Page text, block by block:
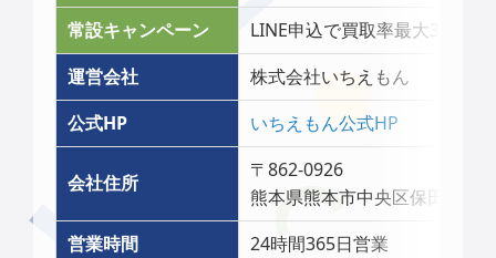
常設キャンペーン
LINE申込で買取率最大3％ア
運営会社
株式会社いちえもん
公式HP
いちえもん公式HP
会社住所
〒862-0926
熊本県熊本市中央区保田窪1-
営業時間
24時間365日営業